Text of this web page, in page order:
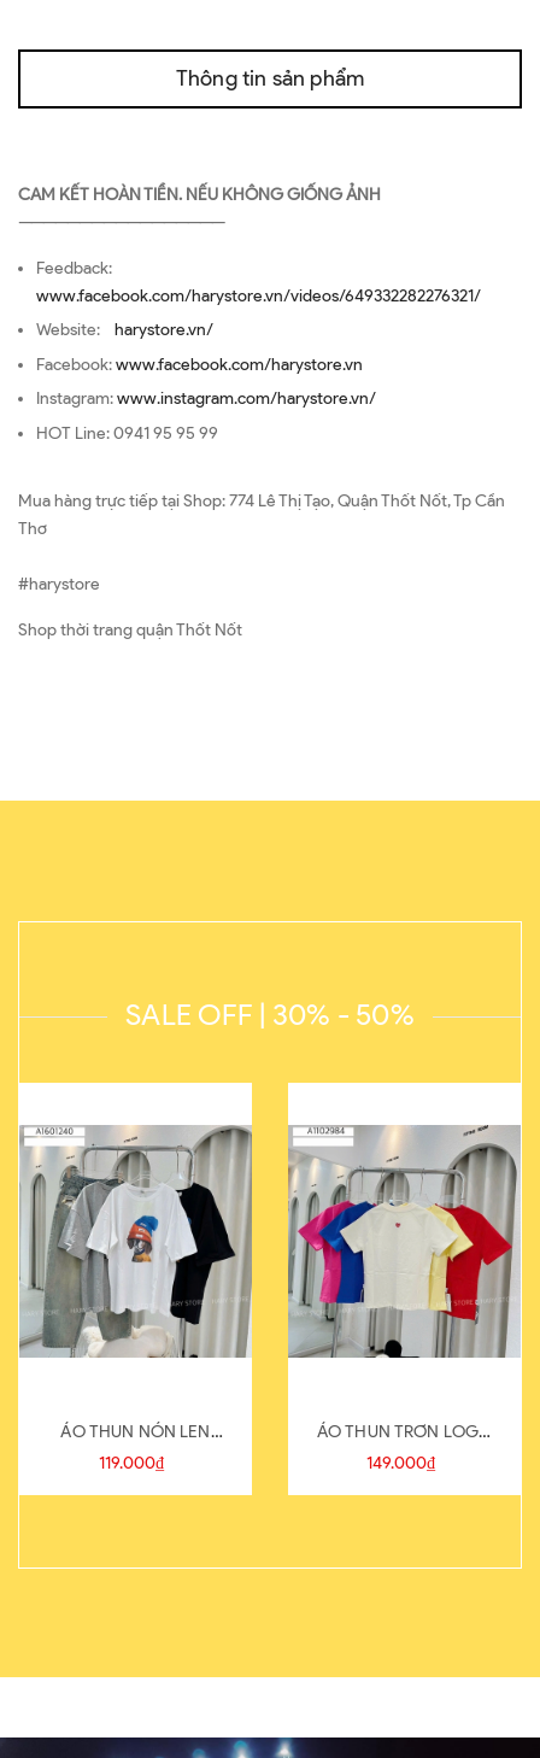
Thông tin sản phẩm
CAM KẾT HOÀN TIỀN. NẾU KHÔNG GIỐNG ẢNH
—————————————————
Feedback:
www.facebook.com/harystore.vn/videos/649332282276321/
Website: harystore.vn/
Facebook:www.facebook.com/harystore.vn
Instagram:www.instagram.com/harystore.vn/
HOT Line: 0941 95 95 99
Mua hàng trực tiếp tại Shop: 774 Lê Thị Tạo, Quận Thốt Nốt, Tp Cần
Thơ
#harystore
Shop thời trang quận Thốt Nốt
SALE OFF | 30% - 50%
ÁO THUN NÓN LEN
821-1
119.000₫
ÁO THUN TRƠN LOGO
SAU
149.000₫